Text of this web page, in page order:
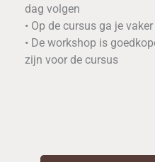
dag volgen
• Op de cursus ga je
• De workshop is
zijn voor de cursus